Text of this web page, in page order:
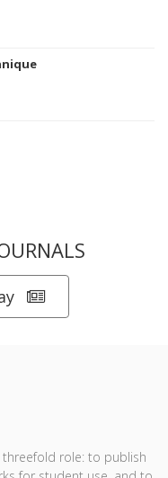
a threefold role: to publish